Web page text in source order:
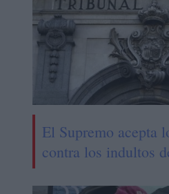
El Supremo acepta
contra los indultos